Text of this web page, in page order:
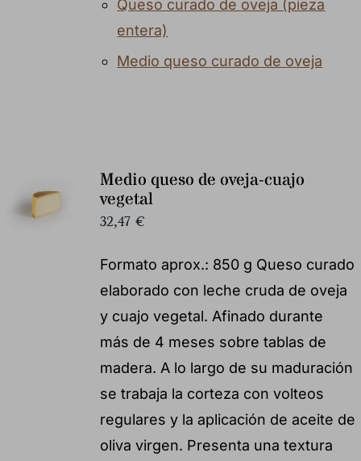
Queso curado de oveja (pieza
entera)
Medio queso curado de oveja
Medio queso de oveja-cuajo
vegetal
32,47 €
Formato aprox.: 850 g Queso curado
elaborado con leche cruda de oveja
y cuajo vegetal. Afinado durante
más de 4 meses sobre tablas de
madera. A lo largo de su maduración
se trabaja la corteza con volteos
regulares y la aplicación de aceite de
oliva virgen. Presenta una textura